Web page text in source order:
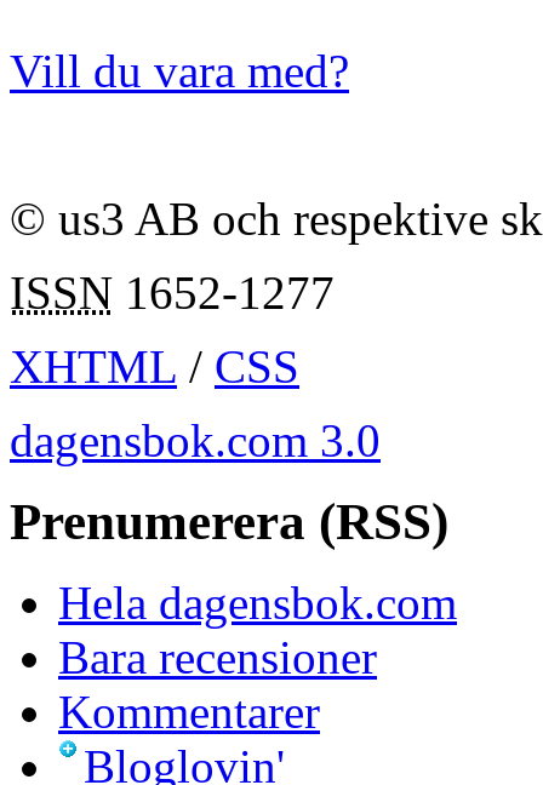
Vill du vara med?
© us3 AB och respektive
ISSN 1652-1277
XHTML / CSS
dagensbok.com 3.0
Prenumerera (RSS)
Hela dagensbok.com
Bara recensioner
Kommentarer
Bloglovin'